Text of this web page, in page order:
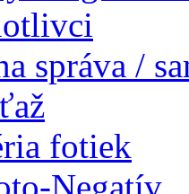
správa /
fotiek
Negatív